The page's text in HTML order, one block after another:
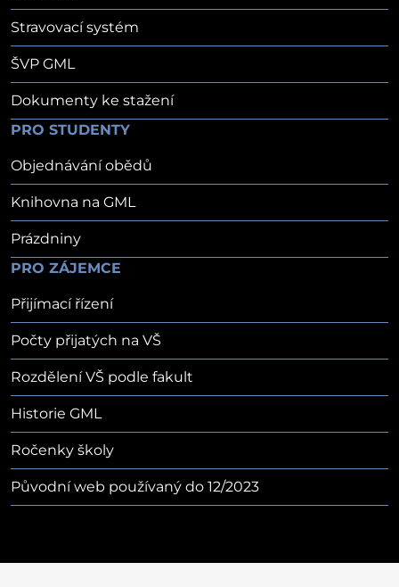
Stravovací systém
ŠVP GML
Dokumenty ke stažení
PRO STUDENTY
Objednávání obědů
Knihovna na GML
Prázdniny
PRO ZÁJEMCE
Přijímací řízení
Počty přijatých na VŠ
Rozdělení VŠ podle fakult
Historie GML
Ročenky školy
Původní web používaný do 12/2023